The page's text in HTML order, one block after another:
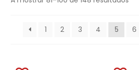
1 2 3 4 5 6